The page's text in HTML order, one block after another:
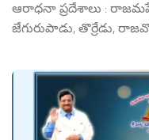
ఆరాధనా ప్రదేశాలు :
జేగురుపాడు, తొర్రేడు,